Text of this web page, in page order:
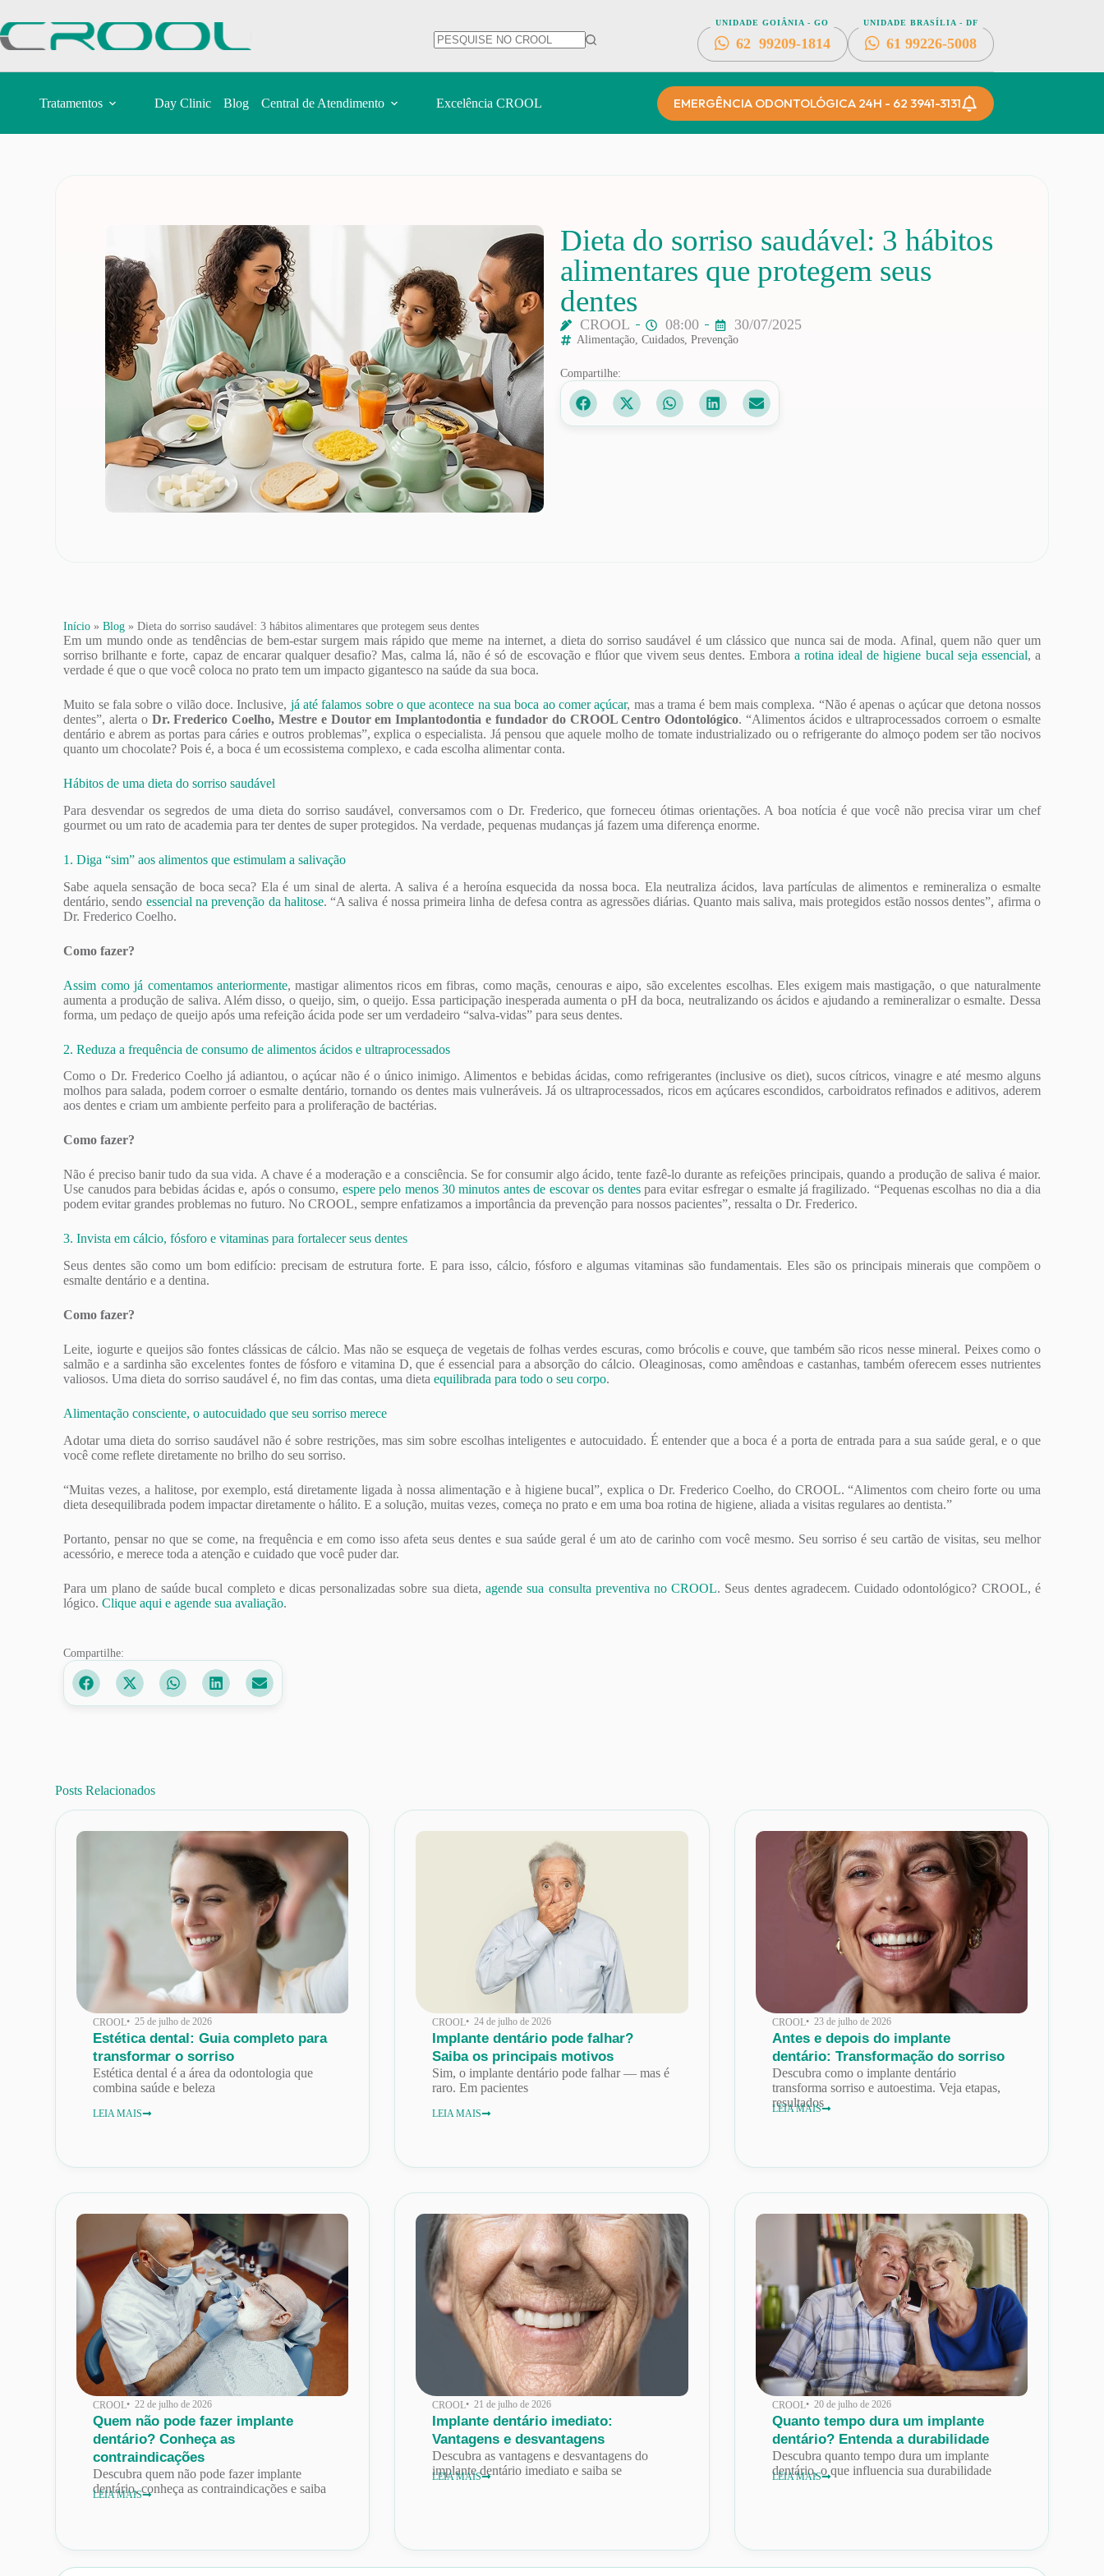
UNIDADE GOIÂNIA - GO
62 99209-1814
UNIDADE BRASÍLIA - DF
61 99226-5008
Tratamentos Day Clinic Blog Central de Atendimento Excelência CROOL EMERGÊNCIA ODONTOLÓGICA 24H - 62 3941-3131
Dieta do sorriso saudável: 3 hábitos
alimentares que protegem seus
dentes
CROOL 08:00 30/07/2025
Alimentação, Cuidados, Prevenção
Compartilhe:
Início »Blog »Dieta do sorriso saudável: 3 hábitos alimentares que protegem seus dentes
Em um mundo onde as tendências de bem-estar surgem mais rápido que meme na internet, a dieta do sorriso saudável é um clássico que nunca sai de moda. Afinal, quem não quer um
sorriso brilhante e forte, capaz de encarar qualquer desafio? Mas, calma lá, não é só de escovação e flúor que vivem seus dentes. Emboraa rotina ideal de higiene bucal seja essencial, a
verdade é que o que você coloca no prato tem um impacto gigantesco na saúde da sua boca.
Muito se fala sobre o vilão doce. Inclusive, já até falamos sobre o que acontece na sua boca ao comer açúcar, mas a trama é bem mais complexa. “Não é apenas o açúcar que detona nossos
dentes”, alerta o Dr. Frederico Coelho, Mestre e Doutor em Implantodontia e fundador do CROOL Centro Odontológico. “Alimentos ácidos e ultraprocessados corroem o esmalte
dentário e abrem as portas para cáries e outros problemas”, explica o especialista. Já pensou que aquele molho de tomate industrializado ou o refrigerante do almoço podem ser tão nocivos
quanto um chocolate? Pois é, a boca é um ecossistema complexo, e cada escolha alimentar conta.
Hábitos de uma dieta do sorriso saudável
Para desvendar os segredos de uma dieta do sorriso saudável, conversamos com o Dr. Frederico, que forneceu ótimas orientações. A boa notícia é que você não precisa virar um chef
gourmet ou um rato de academia para ter dentes de super protegidos. Na verdade, pequenas mudanças já fazem uma diferença enorme.
1. Diga “sim” aos alimentos que estimulam a salivação
Sabe aquela sensação de boca seca? Ela é um sinal de alerta. A saliva é a heroína esquecida da nossa boca. Ela neutraliza ácidos, lava partículas de alimentos e remineraliza o esmalte
dentário, sendo essencial na prevenção da halitose. “A saliva é nossa primeira linha de defesa contra as agressões diárias. Quanto mais saliva, mais protegidos estão nossos dentes”, afirma o
Dr. Frederico Coelho.
Como fazer?
Assim como já comentamos anteriormente, mastigar alimentos ricos em fibras, como maçãs, cenouras e aipo, são excelentes escolhas. Eles exigem mais mastigação, o que naturalmente
aumenta a produção de saliva. Além disso, o queijo, sim, o queijo. Essa participação inesperada aumenta o pH da boca, neutralizando os ácidos e ajudando a remineralizar o esmalte. Dessa
forma, um pedaço de queijo após uma refeição ácida pode ser um verdadeiro “salva-vidas” para seus dentes.
2. Reduza a frequência de consumo de alimentos ácidos e ultraprocessados
Como o Dr. Frederico Coelho já adiantou, o açúcar não é o único inimigo. Alimentos e bebidas ácidas, como refrigerantes (inclusive os diet), sucos cítricos, vinagre e até mesmo alguns
molhos para salada, podem corroer o esmalte dentário, tornando os dentes mais vulneráveis. Já os ultraprocessados, ricos em açúcares escondidos, carboidratos refinados e aditivos, aderem
aos dentes e criam um ambiente perfeito para a proliferação de bactérias.
Como fazer?
Não é preciso banir tudo da sua vida. A chave é a moderação e a consciência. Se for consumir algo ácido, tente fazê-lo durante as refeições principais, quando a produção de saliva é maior.
Use canudos para bebidas ácidas e, após o consumo, espere pelo menos 30 minutos antes de escovar os dentespara evitar esfregar o esmalte já fragilizado. “Pequenas escolhas no dia a dia
podem evitar grandes problemas no futuro. No CROOL, sempre enfatizamos a importância da prevenção para nossos pacientes”, ressalta o Dr. Frederico.
3. Invista em cálcio, fósforo e vitaminas para fortalecer seus dentes
Seus dentes são como um bom edifício: precisam de estrutura forte. E para isso, cálcio, fósforo e algumas vitaminas são fundamentais. Eles são os principais minerais que compõem o
esmalte dentário e a dentina.
Como fazer?
Leite, iogurte e queijos são fontes clássicas de cálcio. Mas não se esqueça de vegetais de folhas verdes escuras, como brócolis e couve, que também são ricos nesse mineral. Peixes como o
salmão e a sardinha são excelentes fontes de fósforo e vitamina D, que é essencial para a absorção do cálcio. Oleaginosas, como amêndoas e castanhas, também oferecem esses nutrientes
valiosos. Uma dieta do sorriso saudável é, no fim das contas, uma dietaequilibrada para todo o seu corpo.
Alimentação consciente, o autocuidado que seu sorriso merece
Adotar uma dieta do sorriso saudável não é sobre restrições, mas sim sobre escolhas inteligentes e autocuidado. É entender que a boca é a porta de entrada para a sua saúde geral, e o que
você come reflete diretamente no brilho do seu sorriso.
“Muitas vezes, a halitose, por exemplo, está diretamente ligada à nossa alimentação e à higiene bucal”, explica o Dr. Frederico Coelho, do CROOL. “Alimentos com cheiro forte ou uma
dieta desequilibrada podem impactar diretamente o hálito. E a solução, muitas vezes, começa no prato e em uma boa rotina de higiene, aliada a visitas regulares ao dentista.”
Portanto, pensar no que se come, na frequência e em como isso afeta seus dentes e sua saúde geral é um ato de carinho com você mesmo. Seu sorriso é seu cartão de visitas, seu melhor
acessório, e merece toda a atenção e cuidado que você puder dar.
Para um plano de saúde bucal completo e dicas personalizadas sobre sua dieta,agende sua consulta preventiva no CROOL. Seus dentes agradecem. Cuidado odontológico? CROOL, é
lógico.Clique aqui e agende sua avaliação.
Compartilhe:
Posts Relacionados
CROOL• 25 de julho de 2026
Estética dental: Guia completo para
transformar o sorriso
Estética dental é a área da odontologia que
combina saúde e beleza
LEIA MAIS
CROOL• 24 de julho de 2026
Implante dentário pode falhar?
Saiba os principais motivos
Sim, o implante dentário pode falhar — mas é
raro. Em pacientes
LEIA MAIS
CROOL• 23 de julho de 2026
Antes e depois do implante
dentário: Transformação do sorriso
Descubra como o implante dentário
transforma sorriso e autoestima. Veja etapas,
resultados
LEIA MAIS
CROOL• 22 de julho de 2026
Quem não pode fazer implante
dentário? Conheça as
contraindicações
Descubra quem não pode fazer implante
dentário, conheça as contraindicações e saiba
LEIA MAIS
CROOL• 21 de julho de 2026
Implante dentário imediato:
Vantagens e desvantagens
Descubra as vantagens e desvantagens do
implante dentário imediato e saiba se
LEIA MAIS
CROOL• 20 de julho de 2026
Quanto tempo dura um implante
dentário? Entenda a durabilidade
Descubra quanto tempo dura um implante
dentário, o que influencia sua durabilidade
LEIA MAIS